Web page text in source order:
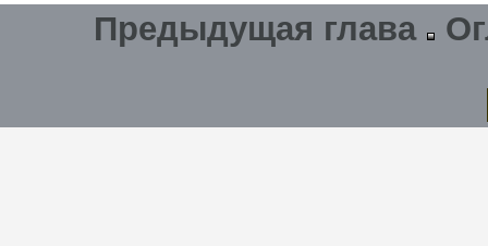
Предыдущая глава